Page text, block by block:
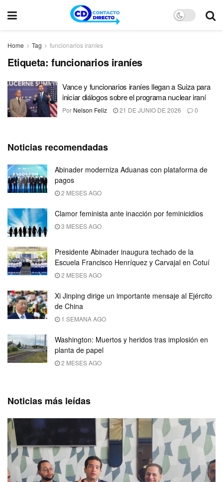
Home Tag funcionarios iraníes
Etiqueta: funcionarios iraníes
Vance y funcionarios iraníes llegan a Suiza para
iniciar diálogos sobre el programa nuclear iraní
Por Nelson Feliz 21 DE JUNIO DE 2026 0
Noticias recomendadas
Abinader moderniza Aduanas con plataforma de
pagos
2 MESES AGO
Clamor feminista ante inacción por feminicidios
3 MESES AGO
Presidente Abinader inaugura techado de la
Escuela Francisco Henríquez y Carvajal en Cotuí
2 MESES AGO
Xi Jinping dirige un importante mensaje al Ejército
de China
1 SEMANA AGO
Washington: Muertos y heridos tras implosión en
planta de papel
2 MESES AGO
Noticias más leídas